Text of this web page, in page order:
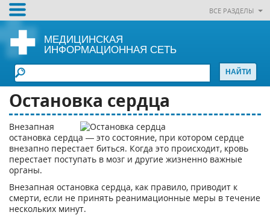
ВСЕ РАЗДЕЛЫ
МЕДИЦИНСКАЯ
ИНФОРМАЦИОННАЯ СЕТЬ
Остановка сердца
Внезапная
остановка сердца — это состояние, при котором сердце
внезапно перестает биться. Когда это происходит, кровь
перестает поступать в мозг и другие жизненно важные
органы.
Внезапная остановка сердца, как правило, приводит к
смерти, если не принять реанимационные меры в течение
нескольких минут.